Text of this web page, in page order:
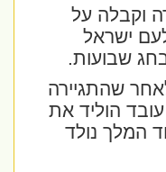
וקבלה על
ישראל
שבועות.
שהתגיירה
הוליד את
המלך נולד